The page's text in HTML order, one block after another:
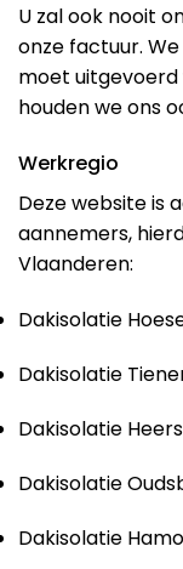
U zal ook nooit
onze factuur.
moet
houden we ons
Werkregio
Deze website is
aannemers,
Vlaanderen:
Dakisolatie
Dakisolatie
Dakisolatie Heers
Dakisolatie
Dakisolatie